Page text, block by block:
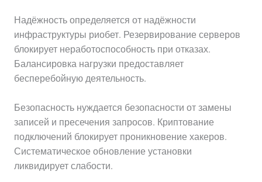
Надёжность определяется от надёжности
инфраструктуры риобет. Резервирование серверов
блокирует неработоспособность при отказах.
Балансировка нагрузки предоставляет
бесперебойную деятельность.
Безопасность нуждается безопасности от замены
записей и пресечения запросов. Криптование
подключений блокирует проникновение хакеров.
Систематическое обновление установки
ликвидирует слабости.